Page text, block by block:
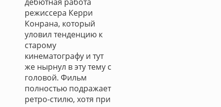
режиссера Керри
Конрана, который
уловил тенденцию к
старому
кинематографу и тут
же нырнул в эту тему с
головой. Фильм
полностью подражает
ретро-стилю, хотя при